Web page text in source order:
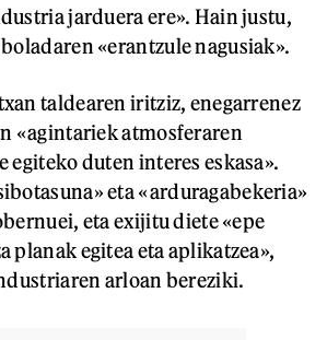
jarduera ere». Hain justu,
«erantzule nagusiak».
taldearen iritziz, enegarrenez
«agintariek atmosferaren
egiteko duten interes eskasa».
eta «arduragabekeria»
eta exijitu diete «epe
planak egitea eta aplikatzea»,
arloan bereziki.